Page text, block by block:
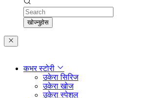
खोज्नुहोस
कभर स्टोरी
उकेरा सिरिज
उकेरा खोज
उकेरा स्पेशल